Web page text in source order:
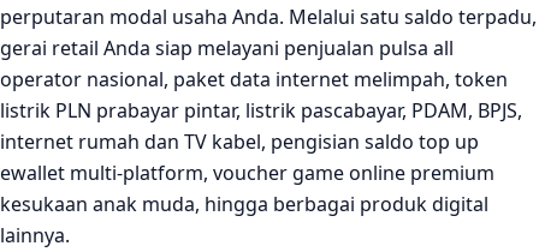
perputaran modal usaha Anda. Melalui satu saldo terpadu,
gerai retail Anda siap melayani penjualan pulsa all
operator nasional, paket data internet melimpah, token
listrik PLN prabayar pintar, listrik pascabayar, PDAM, BPJS,
internet rumah dan TV kabel, pengisian saldo top up
ewallet multi-platform, voucher game online premium
kesukaan anak muda, hingga berbagai produk digital
lainnya.